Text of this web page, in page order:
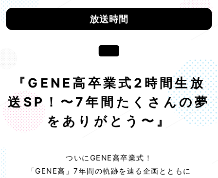
放送時間
『GENE高卒業式2時間生放
送SP！〜7年間たくさんの夢
をありがとう〜』
ついにGENE高卒業式！
「GENE高」7年間の軌跡を辿る企画とともに